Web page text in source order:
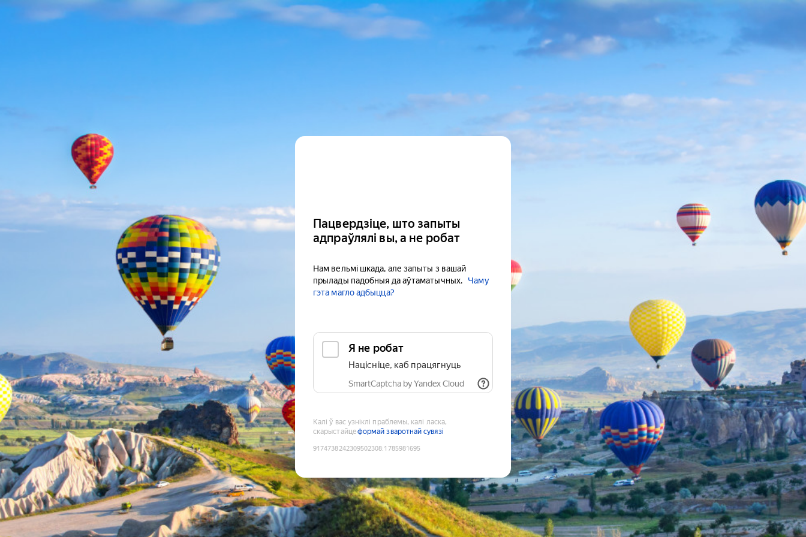
Пацвердзіце, што запыты
адпраўлялі вы, а не робат
Нам вельмі шкада, але запыты з вашай
прылады падобныя да аўтаматычных.
Чаму
гэта магло адбыцца?
Я не робат
Націсніце, каб працягнуць
SmartCaptcha by Yandex Cloud
Калі ў вас узніклі праблемы, калі ласка,
скарыстайцеформай зваротнай сувязі
9174738242309502308:1785981695